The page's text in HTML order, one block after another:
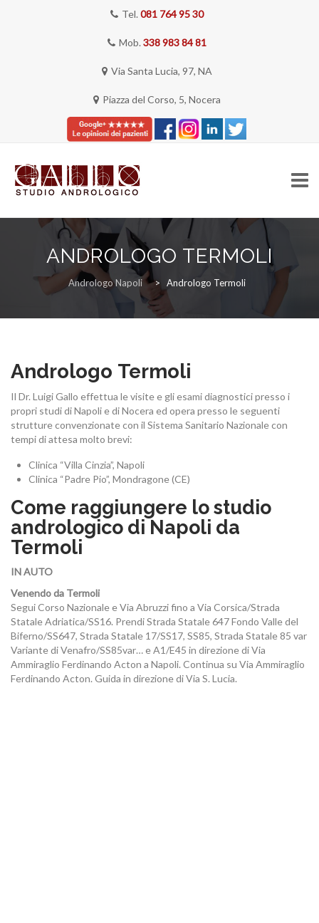
Tel. 081 764 95 30
Mob. 338 983 84 81
Via Santa Lucia, 97, NA
Piazza del Corso, 5, Nocera
PROCEDURE
QUESTIONARI ANDROLOGIA
DICONO DI ME
ANDROLOGO TERMOLI
Andrologo Napoli > Andrologo Termoli
Andrologo Termoli
Il Dr. Luigi Gallo effettua le visite e gli esami diagnostici presso i
propri studi di Napoli e di Nocera ed opera presso le seguenti
strutture convenzionate con il Sistema Sanitario Nazionale con
tempi di attesa molto brevi:
Clinica “Villa Cinzia”, Napoli
Clinica “Padre Pio”, Mondragone (CE)
Come raggiungere lo studio
andrologico di Napoli da
Termoli
IN AUTO
Venendo da Termoli
Segui Corso Nazionale e Via Abruzzi fino a Via Corsica/Strada
Statale Adriatica/SS16. Prendi Strada Statale 647 Fondo Valle del
Biferno/SS647, Strada Statale 17/SS17, SS85, Strada Statale 85 var
Variante di Venafro/SS85var… e A1/E45 in direzione di Via
Ammiraglio Ferdinando Acton a Napoli. Continua su Via Ammiraglio
Ferdinando Acton. Guida in direzione di Via S. Lucia.